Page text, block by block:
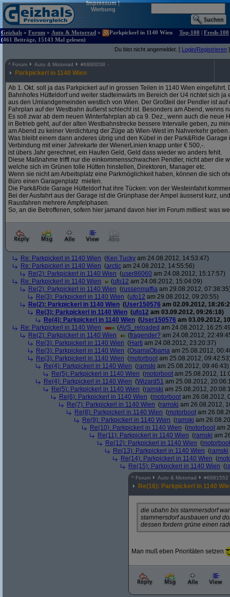
Impressum|
Werbung
Geizhals » Forum » Auto & Motorrad »
Parkpickerl in 1140 Wien
(461 Beiträge, 15143 Mal gelesen)
Top-100 | Fresh-100
Du bist nicht angemeldet. [ Login/Registrieren ]
^ Forum Auto & Motorrad #6880038
Parkpickerl in 1140 Wien
Ab 1. Okt. soll ja das Parkpickerl auf in grossen Teilen in 1140 Wien
Bahnhofes Hütteldorf und weiter stadteinwärts im Bereich der U4 richtet sich
aus den Umlandgemeinden westlich von Wien. Der Großteil der Pendler ist
Fahrplan auf der Westbahn äußerst schlecht ist. Besonders am Abend, wenns
Es soll zwar ab dem neuen Winterfahrplan ab ca 9. Dez., wenn auch die neue
in Betrieb geht, auf der alten Westbahnstrecke bessere Intervalle geben, zu
am Abend zu keiner Verdichtung der Züge ab Wien-West im Nahverkehr geben.
Was bleibt einem dann anderes übrig und den Kübel in der Park&Ride
Verbindung mit einer Jahrekarte der WienerLinien knapp unter € 500,-.
ist übers Jahr gerechnet, ein Haufen Geld, Geld dass wieder wo anders fehlt.
Diese Maßnahme trifft nur die einkommensschwachen Pendler, nicht aber die
welche sich im Grünen tolle Hütten hinstellen, Direktoren, Manager etc.
Wenn sie nicht am Arbeitsplatz eine Parkmöglichkeit haben, können die sich
Büro einen Garagenplatz mieten.
Die Park&Ride Garage Hütteldorf hat ihre Tücken: von der Westeinfahrt
Bei der Ausfahrt aus der Garage ist die Grünphase der Ampel äusserst kurz,
Rausfahren mehrere Ampfelphasen.
So, an die Betroffenen, sofern hier jamand davon hier im Forum mitliest: was
Re: Parkpickerl in 1140 Wien (Ken Tucky am 24.08.2012, 14:53:47)
Re: Parkpickerl in 1140 Wien (arctic am 24.08.2012, 14:55:56)
Re(2): Parkpickerl in 1140 Wien (user86060 am 24.08.2012, 15:17:57)
Re: Parkpickerl in 1140 Wien
(ufo12 am 24.08.2012, 15:04:09)
Re(2): Parkpickerl in 1140 Wien (russenmaffia am 29.08.2012,
Re(3): Parkpickerl in 1140 Wien (ufo12 am 29.08.2012, 09:20:55)
Re(2): Parkpickerl in 1140 Wien (User150576 am 02.09.2012,
Re(3): Parkpickerl in 1140 Wien (ufo12 am 03.09.2012, 09:26:18)
Re(4): Parkpickerl in 1140 Wien (User150576 am 03.09.2012,
Re: Parkpickerl in 1140 Wien
(AVS_reloaded am 24.08.2012,
Re(2): Parkpickerl in 1140 Wien
(fragender? am 24.08.2012,
Re(3): Parkpickerl in 1140 Wien (Harti am 24.08.2012, 23:20:37)
Re(3): Parkpickerl in 1140 Wien (OsamaObama am 25.08.2012,
Re(3): Parkpickerl in 1140 Wien (motorboot am 25.08.2012,
Re(4): Parkpickerl in 1140 Wien (ramski am 25.08.2012, 09:46:43)
Re(5): Parkpickerl in 1140 Wien (motorboot am 25.08.2012,
Re(4): Parkpickerl in 1140 Wien (Wizard51 am 25.08.2012,
Re(5): Parkpickerl in 1140 Wien (ramski am 25.08.2012,
Re(6): Parkpickerl in 1140 Wien (motorboot am 26.08.2012,
Re(7): Parkpickerl in 1140 Wien (ramski am 26.08.2012,
Re(8): Parkpickerl in 1140 Wien (motorboot am
Re(9): Parkpickerl in 1140 Wien (ramski am
Re(10): Parkpickerl in 1140 Wien (motorboot am
Re(11): Parkpickerl in 1140 Wien (ramski am
Re(12): Parkpickerl in 1140 Wien (motorboot
Re(13): Parkpickerl in 1140 Wien (ramski
Re(14): Parkpickerl in 1140 Wien (
Re(15): Parkpickerl in 1140 Wien (
^ Forum Auto & Motorrad #6881552
Re(16): Parkpickerl in 1140
die ubahn bis stammersdorf
stammersdorf ausbauen und
dessen fordern grüne einen
Man muß eben Prioritäten setzen